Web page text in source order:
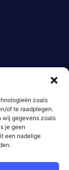
zoals
of te raadplegen.
wij gegevens zoals
je geen
een nadelige